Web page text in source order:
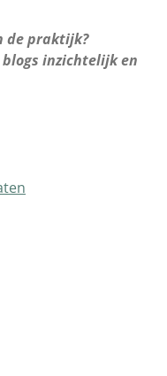
de praktijk?
inzichtelijk en